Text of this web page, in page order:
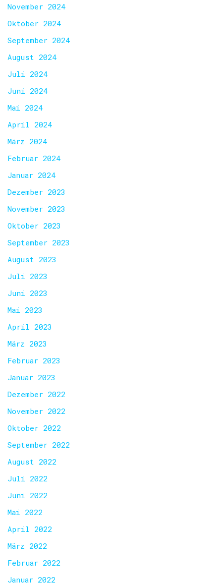
November 2024
Oktober 2024
September 2024
August 2024
Juli 2024
Juni 2024
Mai 2024
April 2024
März 2024
Februar 2024
Januar 2024
Dezember 2023
November 2023
Oktober 2023
September 2023
August 2023
Juli 2023
Juni 2023
Mai 2023
April 2023
März 2023
Februar 2023
Januar 2023
Dezember 2022
November 2022
Oktober 2022
September 2022
August 2022
Juli 2022
Juni 2022
Mai 2022
April 2022
März 2022
Februar 2022
Januar 2022